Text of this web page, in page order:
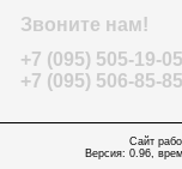
Звоните нам!
+7 (095) 505-19-05
+7 (095) 506-85-85
Сайт
Версия: 0.96,